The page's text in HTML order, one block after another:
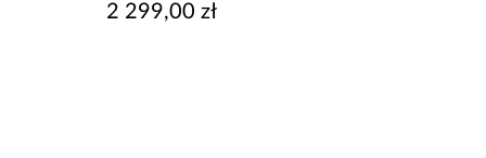
2 299,00 zł